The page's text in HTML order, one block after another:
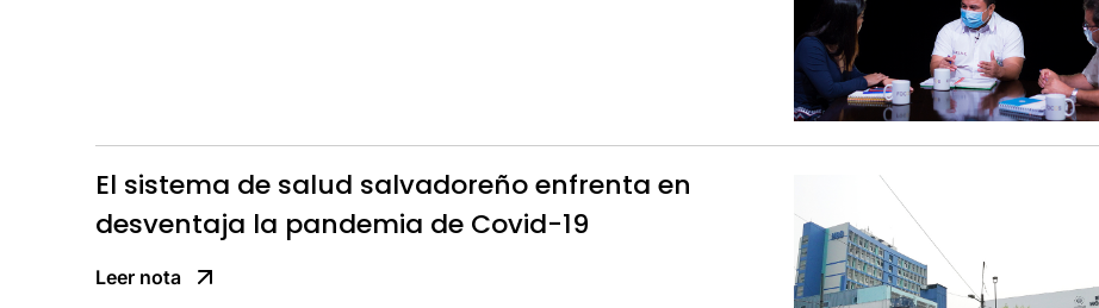
El sistema de salud salvadoreño enfrenta en
desventaja la pandemia de Covid-19
Leer nota